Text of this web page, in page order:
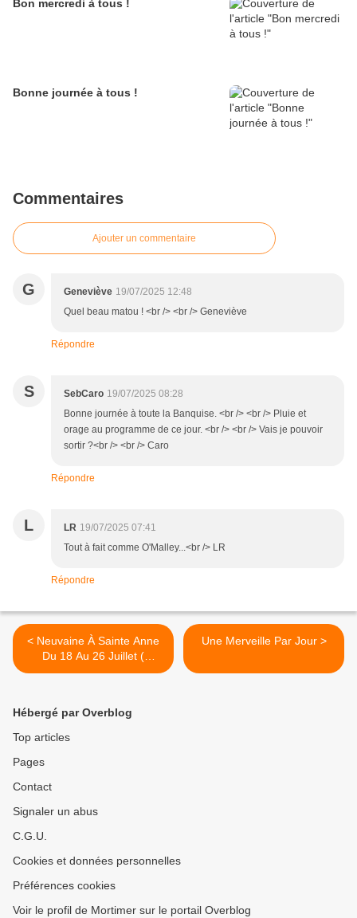
Bon mercredi à tous !
Bonne journée à tous !
Commentaires
Ajouter un commentaire
G Geneviève 19/07/2025 12:48
Quel beau matou ! <br /> <br /> Geneviève
Répondre
S SebCaro 19/07/2025 08:28
Bonne journée à toute la Banquise. <br /> <br /> Pluie et
orage au programme de ce jour. <br /> <br /> Vais je pouvoir
sortir ?<br /> <br /> Caro
Répondre
L LR 19/07/2025 07:41
Tout à fait comme O'Malley...<br /> LR
Répondre
< Neuvaine À Sainte Anne
Du 18 Au 26 Juillet (
Toujours pour Marguerite )
Une Merveille Par Jour >
Hébergé par Overblog
Top articles
Pages
Contact
Signaler un abus
C.G.U.
Cookies et données personnelles
Préférences cookies
Voir le profil de Mortimer sur le portail Overblog